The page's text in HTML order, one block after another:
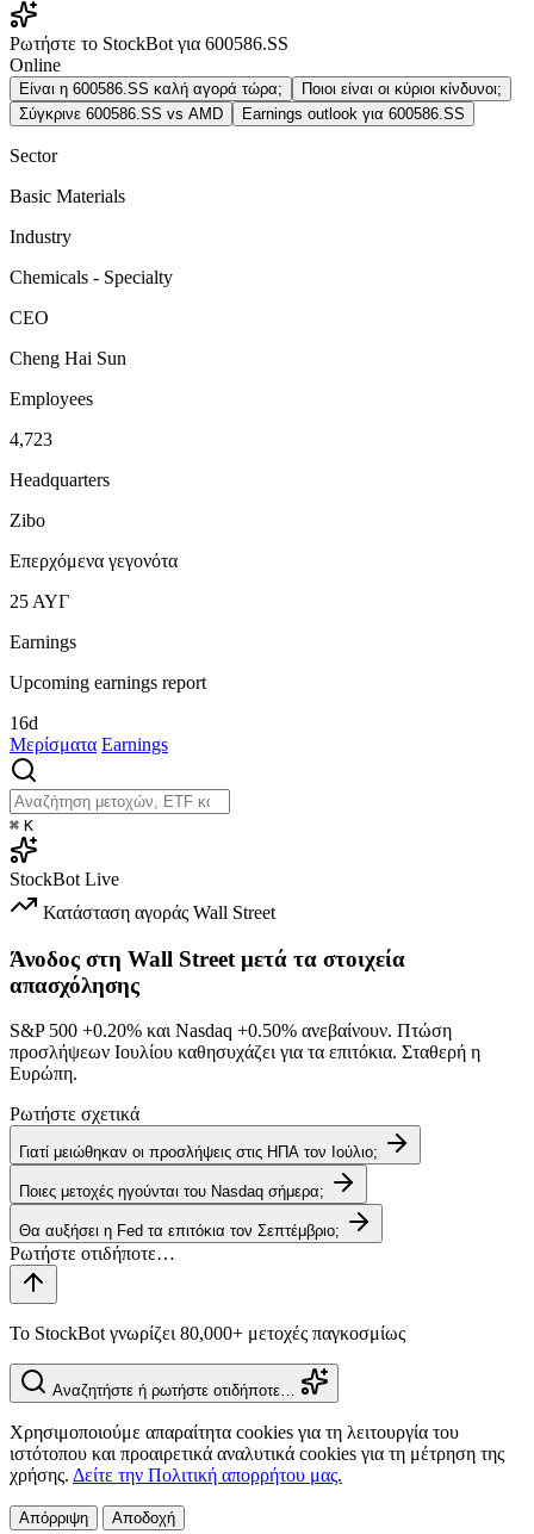
Ρωτήστε το StockBot για 600586.SS
Online
Είναι η 600586.SS καλή αγορά τώρα;
Ποιοι είναι οι κύριοι κίνδυνοι;
Σύγκρινε 600586.SS vs AMD
Earnings outlook για 600586.SS
Sector
Basic Materials
Industry
Chemicals - Specialty
CEO
Cheng Hai Sun
Employees
4,723
Headquarters
Zibo
Επερχόμενα γεγονότα
25 ΑΥΓ
Earnings
Upcoming earnings report
16d
Μερίσματα Earnings
⌘ K
StockBot Live
Κατάσταση αγοράς Wall Street
Άνοδος στη Wall Street μετά τα στοιχεία
απασχόλησης
S&P 500 +0.20% και Nasdaq +0.50% ανεβαίνουν. Πτώση
προσλήψεων Ιουλίου καθησυχάζει για τα επιτόκια. Σταθερή η
Ευρώπη.
Ρωτήστε σχετικά
Γιατί μειώθηκαν οι προσλήψεις στις ΗΠΑ τον Ιούλιο;
Ποιες μετοχές ηγούνται του Nasdaq σήμερα;
Θα αυξήσει η Fed τα επιτόκια τον Σεπτέμβριο;
Το StockBot γνωρίζει 80,000+ μετοχές παγκοσμίως
Αναζητήστε ή ρωτήστε οτιδήποτε…
Χρησιμοποιούμε απαραίτητα cookies για τη λειτουργία του
ιστότοπου και προαιρετικά αναλυτικά cookies για τη μέτρηση της
χρήσης. Δείτε την Πολιτική απορρήτου μας.
Απόρριψη Αποδοχή